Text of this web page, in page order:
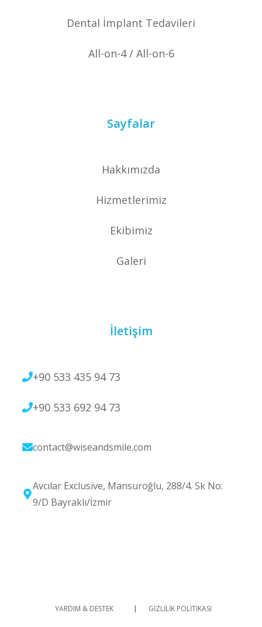
Dental İmplant Tedavileri
All-on-4 / All-on-6
Sayfalar
Hakkımızda
Hizmetlerimiz
Ekibimiz
Galeri
İletişim
+90 533 435 94 73
+90 533 692 94 73
contact@wiseandsmile.com
Avcılar Exclusive, Mansuroğlu, 288/4. Sk No:
9/D Bayraklı/İzmir
YARDIM & DESTEK I GİZLİLİK POLİTİKASI